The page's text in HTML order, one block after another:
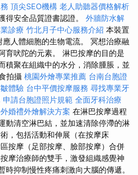
頂尖SEO機構 老人助聽器價格解析
得安全品質證書認證。 外牆防水解
診療 竹北月子中心服務介紹 本裝置
人體細胞的生物電流。 冥想治療融
育吠陀的元素。 淋巴按摩的目的是
積聚在組織中的水分，消除腫脹，並
拍攝 桃園外燴專業推薦 台南台胞證
體驗 台中平價按摩服務 尋找專業牙
申請台胞證照片規範 全面牙科治療
婚禮外燴解決方案 在淋巴按摩過程
動清空淋巴結，並加速清除停滯的淋
，包括活動和伸展（在按摩床
按摩（足部按摩、臉部按摩）合併
摩治療師的雙手，激發組織感覺神
時抑制慢性疼痛刺激向大腦的傳遞。